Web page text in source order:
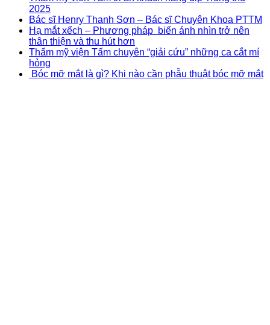
2025
Bác sĩ Henry Thanh Sơn – Bác sĩ Chuyên Khoa PTTM
Hạ mắt xếch – Phương pháp biến ánh nhìn trở nên
thân thiện và thu hút hơn
Thẩm mỹ viện Tấm chuyên “giải cứu” những ca cắt mí
hỏng
Bóc mỡ mắt là gì? Khi nào cần phẫu thuật bóc mỡ mắt